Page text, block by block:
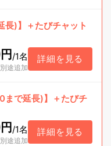
長)】＋たびチャット
/1名
途追加
詳細を見る
まで延長)】＋たびチ
/1名
途追加
詳細を見る